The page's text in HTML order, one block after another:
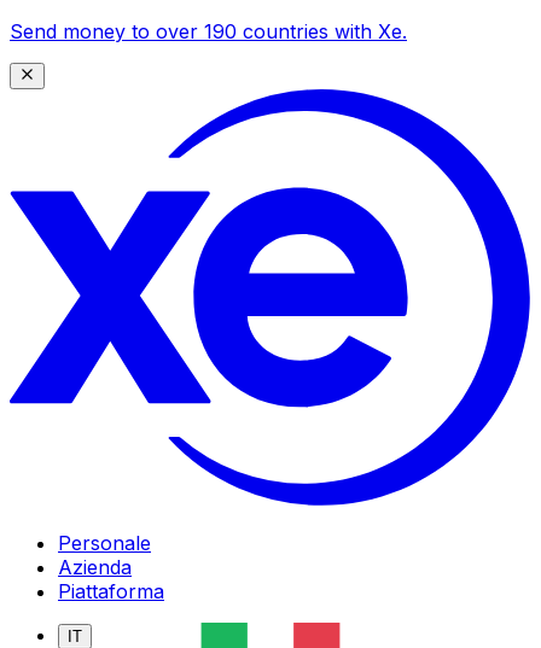
Send money to over 190 countries with Xe.
Personale
Azienda
Piattaforma
IT